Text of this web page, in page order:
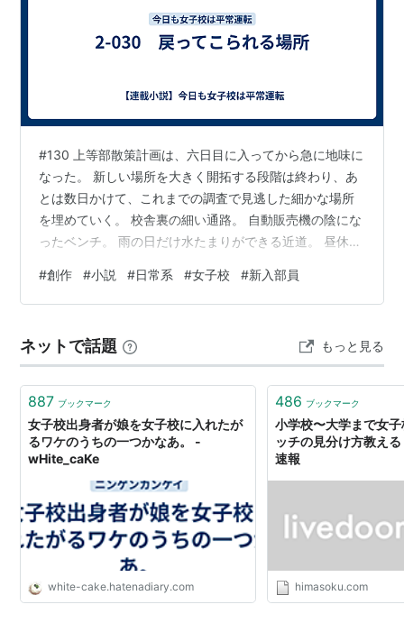
#130 上等部散策計画は、六日目に入ってから急に地味に
なった。 新しい場所を大きく開拓する段階は終わり、あ
とは数日かけて、これまでの調査で見逃した細かな場所
を埋めていく。 校舎裏の細い通路。 自動販売機の陰にな
ったベンチ。 雨の日だけ水たまりができる近道。 昼休み
見つけた場所も、時間帯や天気を変えて確認した。 ひば
り「散策っていうより、デバッグ作業になってきたッ
せいら「このベンチ、午前中は日陰だったのに、今は直
射日光じゃない！」 みう「お昼寝向きの時間が短いです
ぅ……」 りりあ「季節でも…
#創作 #小説 #日常系 #女子校 #新入部員
ネットで話題 もっと見る
887 ブックマーク
女子校出身者が娘を女子校に入れたが
るワケのうちの一つかなあ。 -
wHite_caKe
white-cake.hatenadiary.com
486 ブックマーク
小学校〜大学まで女
ッチの見分け方教え
速報
himasoku.com